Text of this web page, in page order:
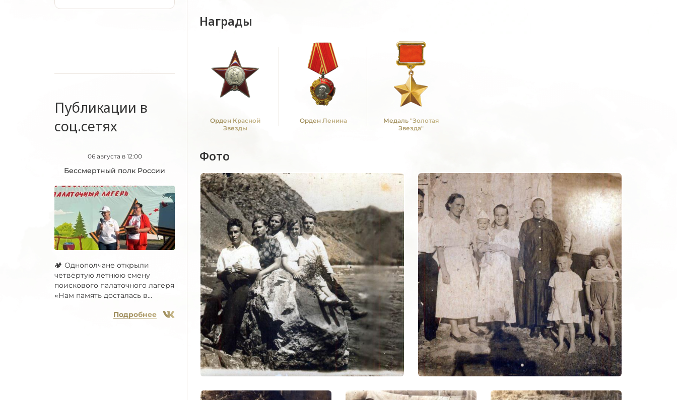
Публикации в
соц.сетях
06 августа в 12:00
Бессмертный полк России
🏕 Однополчане открыли
четвёртую летнюю смену
поискового палаточного лагеря
«Нам память досталась в...
Подробнее
Награды
Орден Красной
Звезды
Орден Ленина
Медаль "Золотая
Звезда"
Фото